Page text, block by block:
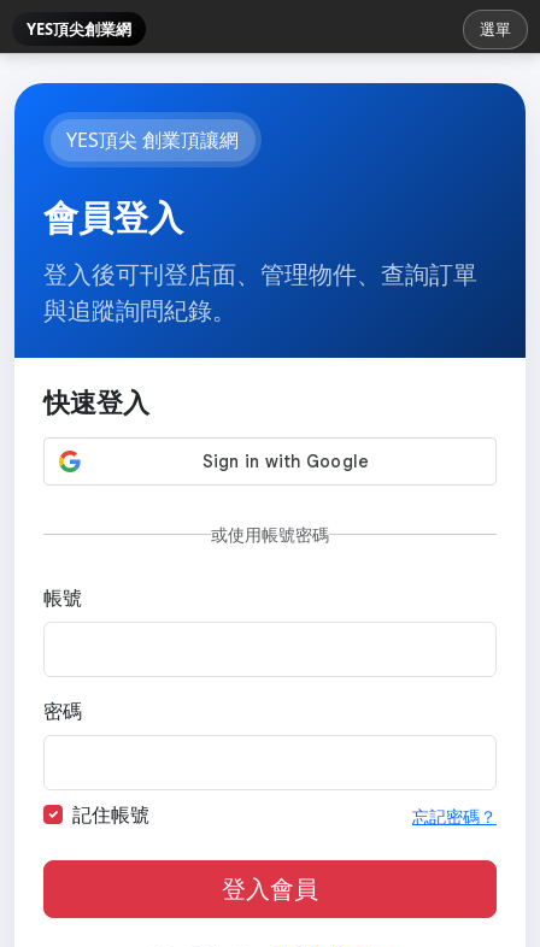
YES頂尖創業網 選單
YES頂尖 創業頂讓網
會員登入
登入後可刊登店面、管理物件、查詢訂單
與追蹤詢問紀錄。
快速登入
或使用帳號密碼
帳號
密碼
記住帳號 忘記密碼？
登入會員